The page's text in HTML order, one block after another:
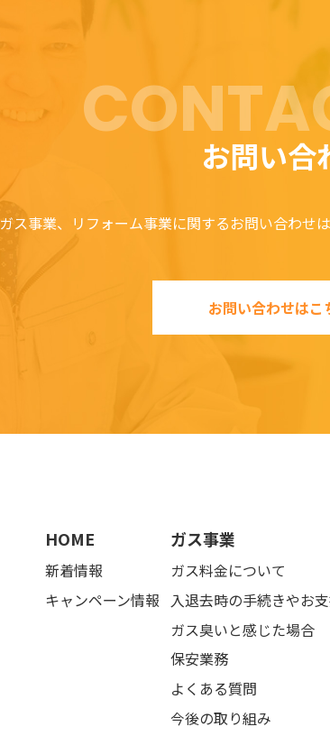
お問い合
ガス事業、リフォーム事業に関するお問い合わせ
お問い合わせはこ
HOME
新着情報
キャンペーン情報
ガス事業
ガス料金について
入退去時の手続きやお
ガス臭いと感じた場合
保安業務
よくある質問
今後の取り組み